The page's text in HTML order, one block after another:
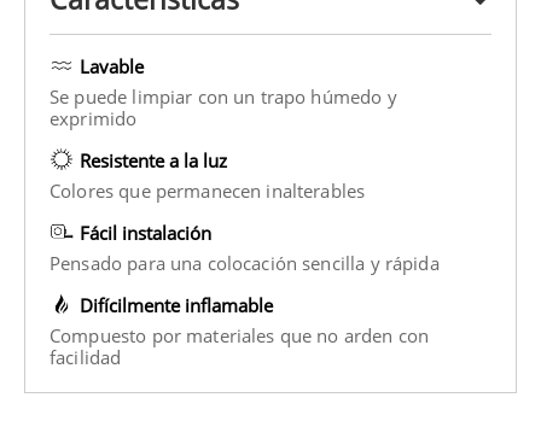
Lavable
Se puede limpiar con un trapo húmedo y
exprimido
Resistente a la luz
Colores que permanecen inalterables
Fácil instalación
Pensado para una colocación sencilla y rápida
Difícilmente inflamable
Compuesto por materiales que no arden con
facilidad